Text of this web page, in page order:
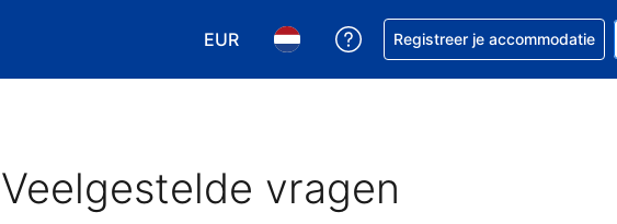
EUR
Kies je valuta. Je huidige valuta is EUR
Kies je taal. Je huidige taal is Nederlands
Krijg hulp bij je reservering
Registreer je accommodatie
Veelgestelde vragen